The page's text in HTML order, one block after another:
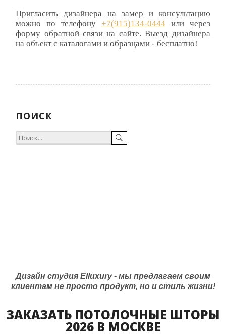
Пригласить дизайнера на замер и консультацию
можно по телефону +7(915)134-0444или через
форму обратной связи на сайте. Выезд дизайнера
на объект с каталогами и образцами -бесплатно!
ПОИСК
Дизайн студия Elluxury - мы предлагаем своим
клиентам не просто продукт, но и стиль жизни!
ЗАКАЗАТЬ ПОТОЛОЧНЫЕ ШТОРЫ
2026 В МОСКВЕ